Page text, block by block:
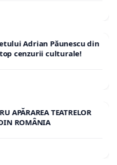
Adrian Păunescu din
cenzurii culturale!
APĂRAREA TEATRELOR
ROMÂNIA